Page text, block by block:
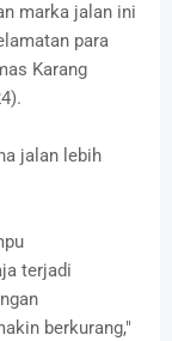
marka jalan ini
para
Karang
jalan lebih
terjadi
berkurang,"